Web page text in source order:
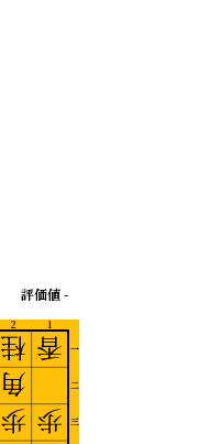
1
2
一
二
三
評価値 -
香
歩
桂
角
歩